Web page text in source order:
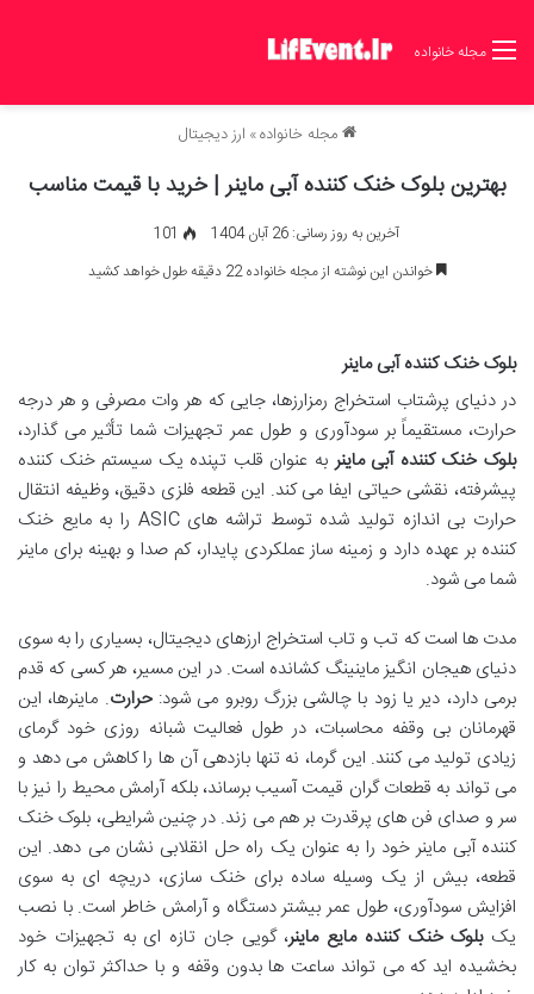
مجله خانواده
مجله خانواده» ارز دیجیتال
بهترین بلوک خنک کننده آبی ماینر | خرید با قیمت مناسب
آخرین به روز رسانی: 26 آبان 1404
101
خواندن این نوشته از مجله خانواده 22 دقیقه طول خواهد کشید
بلوک خنک کننده آبی ماینر
در دنیای پرشتاب استخراج رمزارزها، جایی که هر وات مصرفی و هر درجه
حرارت، مستقیماً بر سودآوری و طول عمر تجهیزات شما تأثیر می گذارد،
بلوک خنک کننده آبی ماینر به عنوان قلب تپنده یک سیستم خنک کننده
پیشرفته، نقشی حیاتی ایفا می کند. این قطعه فلزی دقیق، وظیفه انتقال
حرارت بی اندازه تولید شده توسط تراشه های ASIC را به مایع خنک
کننده بر عهده دارد و زمینه ساز عملکردی پایدار، کم صدا و بهینه برای ماینر
شما می شود.
مدت ها است که تب و تاب استخراج ارزهای دیجیتال، بسیاری را به سوی
دنیای هیجان انگیز ماینینگ کشانده است. در این مسیر، هر کسی که قدم
برمی دارد، دیر یا زود با چالشی بزرگ روبرو می شود:حرارت. ماینرها، این
قهرمانان بی وقفه محاسبات، در طول فعالیت شبانه روزی خود گرمای
زیادی تولید می کنند. این گرما، نه تنها بازدهی آن ها را کاهش می دهد و
می تواند به قطعات گران قیمت آسیب برساند، بلکه آرامش محیط را نیز با
سر و صدای فن های پرقدرت بر هم می زند. در چنین شرایطی، بلوک خنک
کننده آبی ماینر خود را به عنوان یک راه حل انقلابی نشان می دهد. این
قطعه، بیش از یک وسیله ساده برای خنک سازی، دریچه ای به سوی
افزایش سودآوری، طول عمر بیشتر دستگاه و آرامش خاطر است. با نصب
یکبلوک خنک کننده مایع ماینر، گویی جان تازه ای به تجهیزات خود
بخشیده اید که می تواند ساعت ها بدون وقفه و با حداکثر توان به کار